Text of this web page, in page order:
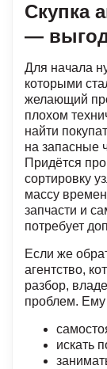
Скупка
—
Для начала
которыми
желающий
плохом
найти
на запасные
Придётся
сортировку
массу
запчасти и
потребует
Если же
агентство,
разбор,
проблем. Ему
искать